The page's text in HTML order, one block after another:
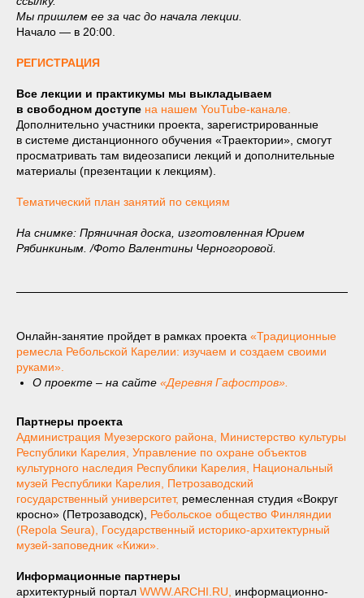
Мы пришлем ее за час до начала лекции.
Начало — в 20:00.
РЕГИСТРАЦИЯ
Все лекции и практикумы мы выкладываем
в свободном доступе на нашем YouTube-канале.
Дополнительно участники проекта, зарегистрированные
в системе дистанционного обучения «Траектории», смогут
просматривать там видеозаписи лекций и дополнительные
материалы (презентации к лекциям).
Тематический план занятий по секциям
На снимке: Пряничная доска, изготовленная Юрием
Рябинкиным. /Фото Валентины Черногоровой.
Онлайн-занятие пройдет в рамках проекта «Традиционные
ремесла Ребольской Карелии: изучаем и создаем своими
руками».
О проекте – на сайте «Деревня Гафостров».
Партнеры проекта
Администрация Муезерского района, Министерство культуры
Республики Карелия, Управление по охране объектов
культурного наследия Республики Карелия, Национальный
музей Республики Карелия, Петрозаводский
государственный университет, ремесленная студия «Вокруг
кросно» (Петрозаводск), Ребольское общество Финляндии
(Repola Seura), Государственный историко-архитектурный
музей-заповедник «Кижи».
Информационные партнеры
архитектурный портал WWW.ARCHI.RU, информационно-